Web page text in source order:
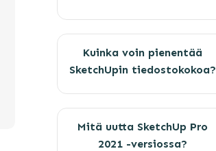
Kuinka voin pienentää
SketchUpin tiedostokokoa?
Mitä uutta SketchUp Pro
2021 -versiossa?